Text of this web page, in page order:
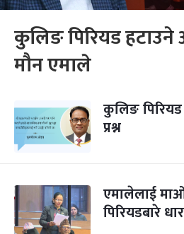
कुलिङ पिरियड हटाउने
मौन एमाले
कुलिङ
प्रश्न
एमालेलाई
पिरियडबारे